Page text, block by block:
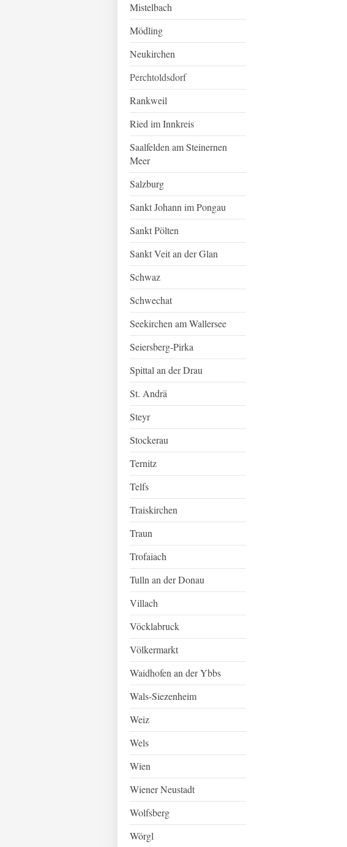
Mistelbach
Mödling
Neukirchen
Perchtoldsdorf
Rankweil
Ried im Innkreis
Saalfelden am Steinernen
Meer
Salzburg
Sankt Johann im Pongau
Sankt Pölten
Sankt Veit an der Glan
Schwaz
Schwechat
Seekirchen am Wallersee
Seiersberg-Pirka
Spittal an der Drau
St. Andrä
Steyr
Stockerau
Ternitz
Telfs
Traiskirchen
Traun
Trofaiach
Tulln an der Donau
Villach
Vöcklabruck
Völkermarkt
Waidhofen an der Ybbs
Wals-Siezenheim
Weiz
Wels
Wien
Wiener Neustadt
Wolfsberg
Wörgl